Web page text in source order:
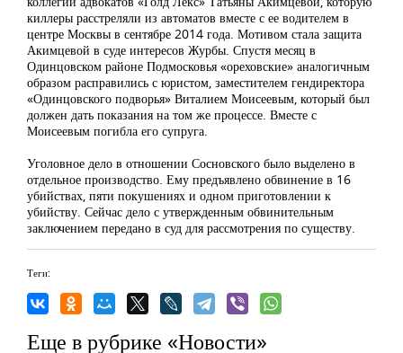
киллеры расстреляли из автоматов вместе с ее водителем в
центре Москвы в сентябре 2014 года. Мотивом стала защита
Акимцевой в суде интересов Журбы. Спустя месяц в
Одинцовском районе Подмосковья «ореховские» аналогичным
образом расправились с юристом, заместителем гендиректора
«Одинцовского подворья» Виталием Моисеевым, который был
должен дать показания на том же процессе. Вместе с
Моисеевым погибла его супруга.
Уголовное дело в отношении Сосновского было выделено в
отдельное производство. Ему предъявлено обвинение в 16
убийствах, пяти покушениях и одном приготовлении к
убийству. Сейчас дело с утвержденным обвинительным
заключением передано в суд для рассмотрения по существу.
Теги:
Еще в рубрике «Новости»